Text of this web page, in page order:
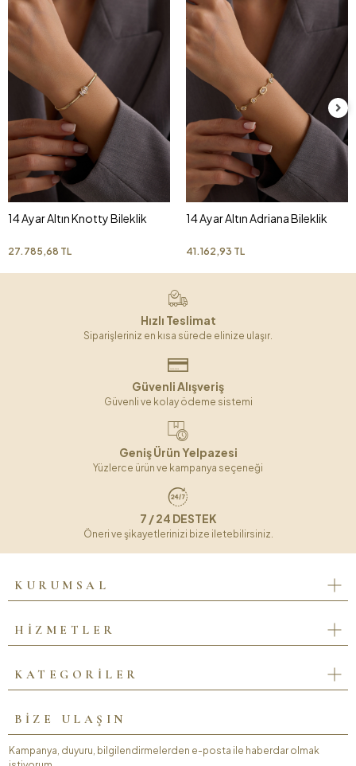
14 Ayar Altın Knotty Bileklik
27.785,68 TL
14 Ayar Altın Adriana Bileklik
41.162,93 TL
Hızlı Teslimat
Siparişleriniz en kısa sürede elinize ulaşır.
Güvenli Alışveriş
Güvenli ve kolay ödeme sistemi
Geniş Ürün Yelpazesi
Yüzlerce ürün ve kampanya seçeneği
7 / 24 DESTEK
Öneri ve şikayetlerinizi bize iletebilirsiniz.
KURUMSAL
HİZMETLER
KATEGORİLER
BİZE ULAŞIN
Kampanya, duyuru, bilgilendirmelerden e-posta ile haberdar olmak